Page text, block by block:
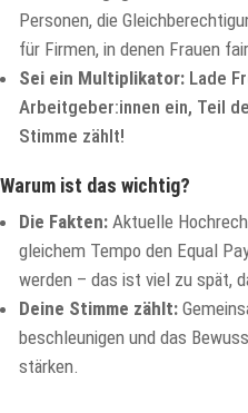
Personen, die
für Firmen, in denen Frauen
Sei ein Multiplikator: Lade
Arbeitgeber:innen ein, Teil
Stimme zählt!
Warum ist das wichtig?
Die Fakten: Aktuelle
gleichem Tempo den Equal
werden – das ist viel zu spät,
Deine Stimme zählt:
beschleunigen und das
stärken.